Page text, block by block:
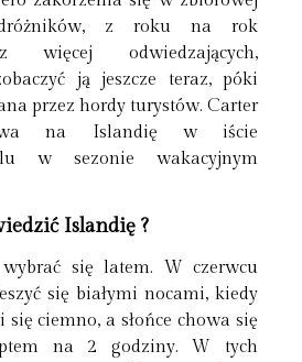
z roku na rok
więcej odwiedzających,
ją jeszcze teraz, póki
przez hordy turystów. Carter
na Islandię w iście
w sezonie wakacyjnym
Islandię ?
się latem. W czerwcu
się białymi nocami, kiedy
ciemno, a słońce chowa się
na 2 godziny. W tych